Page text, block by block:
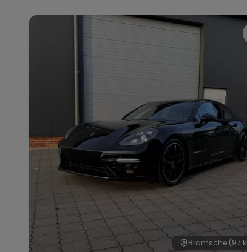
Bramsche (97